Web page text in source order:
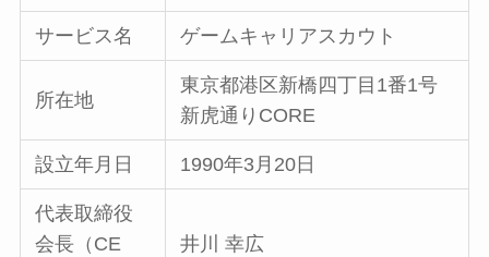
サービス名 ゲームキャリアスカウト
所在地
東京都港区新橋四丁目1番1号
新虎通りCORE
設立年月日 1990年3月20日
代表取締役
会長（CE
井川 幸広